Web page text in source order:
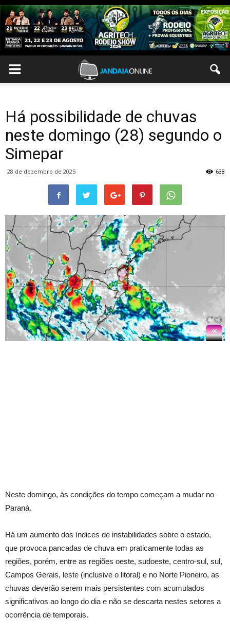
Há possibilidade de chuvas
neste domingo (28) segundo o
Simepar
28 de dezembro de 2025 638
Neste domingo, às condições do tempo começam a mudar no
Paraná.
Há um aumento dos índices de instabilidades sobre o estado,
que provoca pancadas de chuva em praticamente todas as
regiões, porém, entre as regiões oeste, sudoeste, centro-sul, sul,
Campos Gerais, leste (inclusive o litoral) e no Norte Pioneiro, as
chuvas deverão serem mais persistentes com acumulados
significativos ao longo do dia e não se descarta nestes setores a
ocorrência de temporais.